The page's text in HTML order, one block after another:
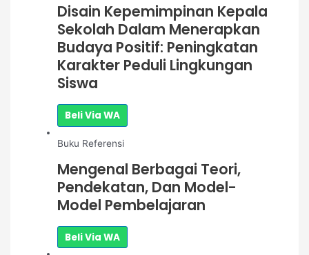
Disain Kepemimpinan Kepala
Sekolah Dalam Menerapkan
Budaya Positif: Peningkatan
Karakter Peduli Lingkungan
Siswa
Beli Via WA
Buku Referensi
Mengenal Berbagai Teori,
Pendekatan, Dan Model-
Model Pembelajaran
Beli Via WA